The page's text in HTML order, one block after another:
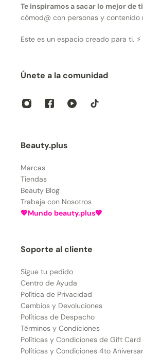
Te inspiramos a sacar lo mejor de ti
cómod@ con personas y contenido
Este es un espacio creado para ti. ⚡
Únete a la comunidad
Beauty.plus
Marcas
Tiendas
Beauty Blog
Trabaja con Nosotros
💖Mundo beauty.plus💖
Soporte al cliente
Sigue tu pedido
Centro de Ayuda
Política de Privacidad
Cambios y Devoluciones
Políticas de Despacho
Términos y Condiciones
Políticas y Condiciones de Gift Card
Políticas y Condiciones 4to